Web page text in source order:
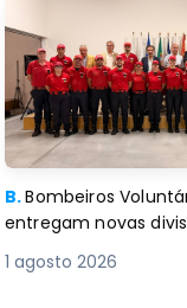
B.Bombeiros
entregam novas
1 agosto 2026